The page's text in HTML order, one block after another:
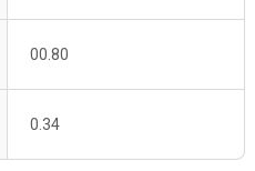
00.80
0.34